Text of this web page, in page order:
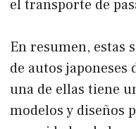
el transporte de
En resumen, estas
de autos japoneses
una de ellas tiene
modelos y diseños